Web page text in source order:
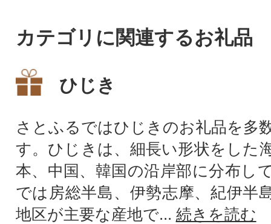
カテゴリに関連するお礼品
ひじき
さとふるではひじきのお礼品を多
す。ひじきは、細長い形状をした
本、中国、韓国の沿岸部に分布し
では房総半島、伊勢志摩、紀伊半
地区が主要な産地で... 続きを読む